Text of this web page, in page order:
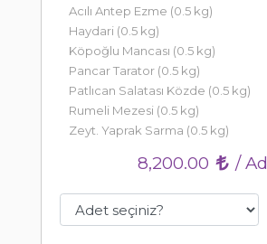
Acılı Antep Ezme (0.5 kg)
Haydari (0.5 kg)
Köpoğlu Mancası (0.5 kg)
Pancar Tarator (0.5 kg)
Patlıcan Salatası Közde (0.5 kg)
Rumeli Mezesi (0.5 kg)
Zeyt. Yaprak Sarma (0.5 kg)
8,200.00 / Ad